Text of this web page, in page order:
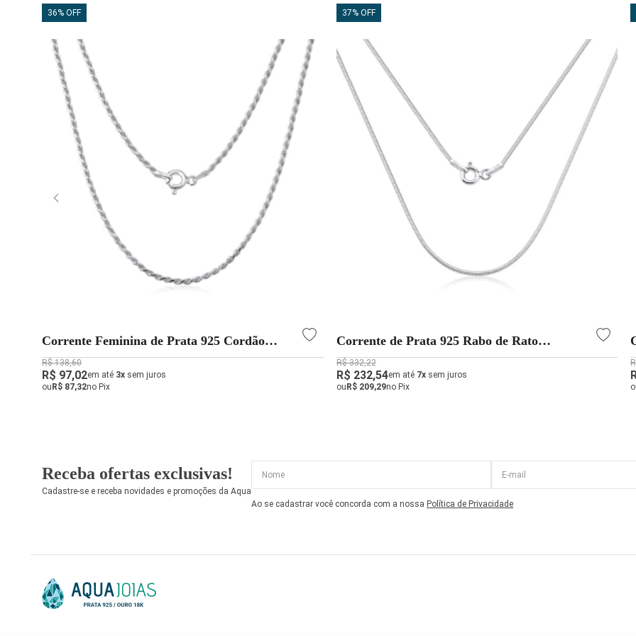
36% OFF
Corrente Feminina de Prata 925 Cordão
Baiano com 45cm e 1mm
R$ 138,60
R$ 97,02em até 3x sem juros
ouR$ 87,32no Pix
37% OFF
Corrente de Prata 925 Rabo de Rato
Achatada 45cm 2mm
R$ 332,22
R$ 232,54em até 7xsem juros
ouR$ 209,29no Pix
Receba ofertas exclusivas!
Cadastre-se e receba novidades e promoções da Aqua
Ao se cadastrar você concorda com a nossa Política de Privacidade